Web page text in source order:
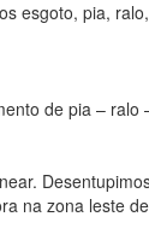
esgoto, pia, ralo,
de pia – ralo
na zona leste de